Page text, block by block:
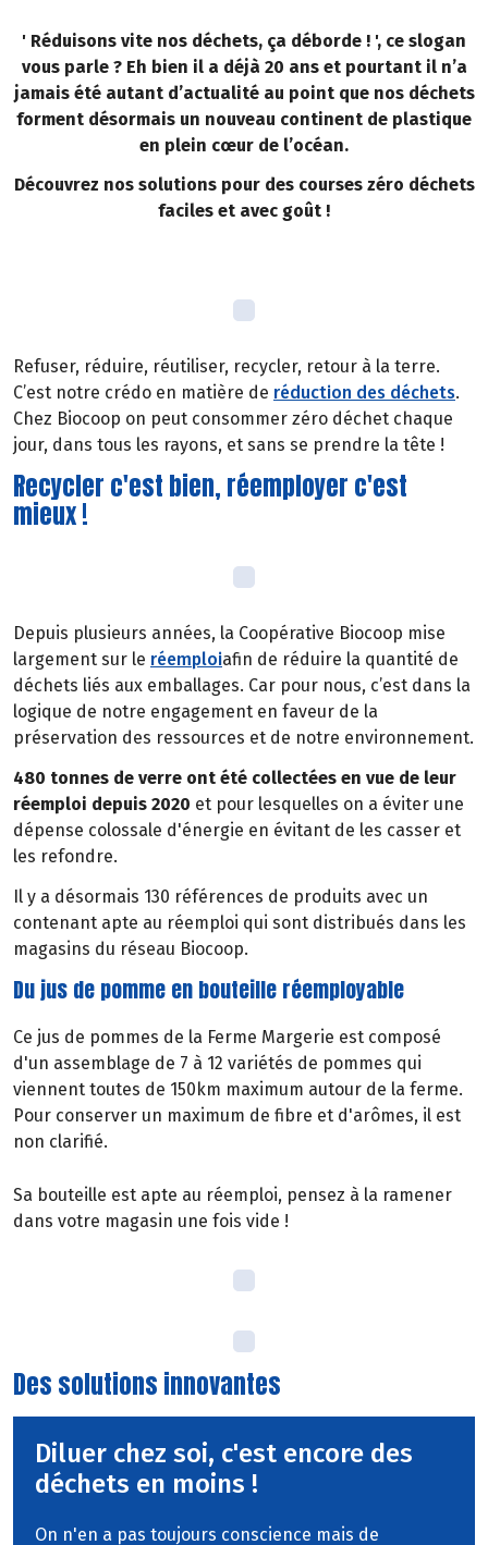
' Réduisons vite nos déchets, ça déborde ! ', ce slogan
vous parle ? Eh bien il a déjà 20 ans et pourtant il n’a
jamais été autant d’actualité au point que nos déchets
forment désormais un nouveau continent de plastique
en plein cœur de l’océan.
Découvrez nos solutions pour des courses zéro déchets
faciles et avec goût !
Refuser, réduire, réutiliser, recycler, retour à la terre.
C’est notre crédo en matière de réduction des déchets.
Chez Biocoop on peut consommer zéro déchet chaque
jour, dans tous les rayons, et sans se prendre la tête !
Recycler c'est bien, réemployer c'est
mieux !
Depuis plusieurs années, la Coopérative Biocoop mise
largement sur le réemploiafin de réduire la quantité de
déchets liés aux emballages. Car pour nous, c’est dans la
logique de notre engagement en faveur de la
préservation des ressources et de notre environnement.
480 tonnes de verre ont été collectées en vue de leur
réemploi depuis 2020 et pour lesquelles on a éviter une
dépense colossale d'énergie en évitant de les casser et
les refondre.
Il y a désormais 130 références de produits avec un
contenant apte au réemploi qui sont distribués dans les
magasins du réseau Biocoop.
Du jus de pomme en bouteille réemployable
Ce jus de pommes de la Ferme Margerie est composé
d'un assemblage de 7 à 12 variétés de pommes qui
viennent toutes de 150km maximum autour de la ferme.
Pour conserver un maximum de fibre et d'arômes, il est
non clarifié.
Sa bouteille est apte au réemploi, pensez à la ramener
dans votre magasin une fois vide !
Des solutions innovantes
Diluer chez soi, c'est encore des
déchets en moins !
On n'en a pas toujours conscience mais de